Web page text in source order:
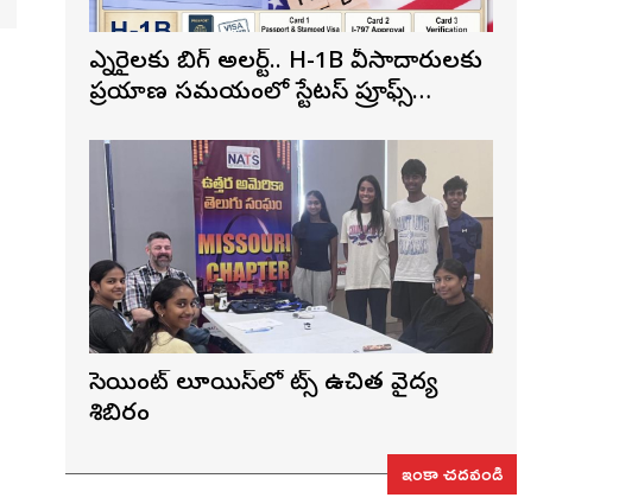
ఎన్నారైలకు బిగ్ అలర్ట్.. H-1B వీసాదారులకు
ప్రయాణ సమయంలో స్టేటస్ ప్రూఫ్స్
సెయింట్ లూయిస్‌లో నాట్స్ ఉచిత వైద్య
శిబిరం
ఇంకా చదవండి